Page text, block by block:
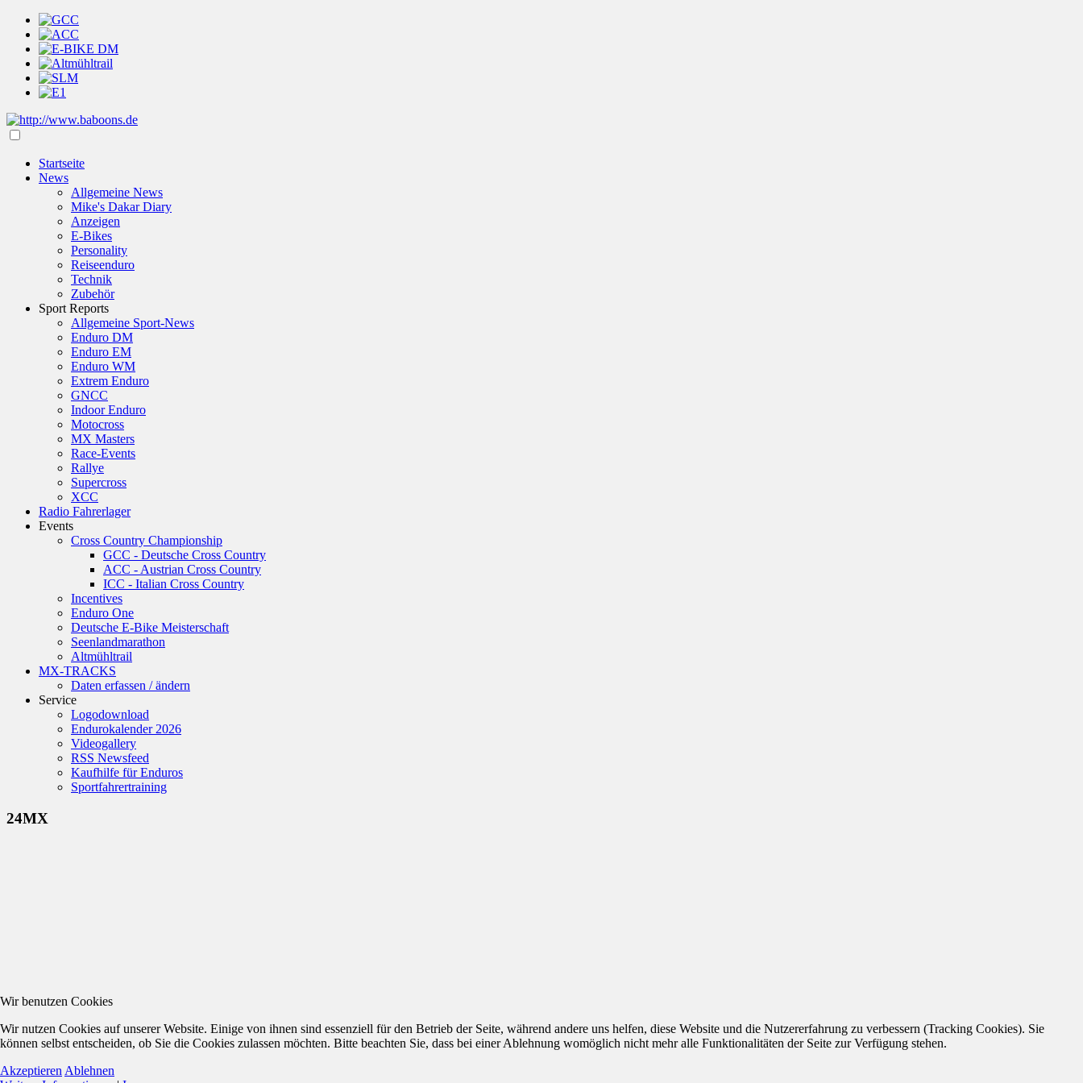
Startseite
News
Allgemeine News
Mike's Dakar Diary
Anzeigen
E-Bikes
Personality
Reiseenduro
Technik
Zubehör
Sport Reports
Allgemeine Sport-News
Enduro DM
Enduro EM
Enduro WM
Extrem Enduro
GNCC
Indoor Enduro
Motocross
MX Masters
Race-Events
Rallye
Supercross
XCC
Radio Fahrerlager
Events
Cross Country Championship
GCC - Deutsche Cross Country
ACC - Austrian Cross Country
ICC - Italian Cross Country
Incentives
Enduro One
Deutsche E-Bike Meisterschaft
Seenlandmarathon
Altmühltrail
MX-TRACKS
Daten erfassen / ändern
Service
Logodownload
Endurokalender 2026
Videogallery
RSS Newsfeed
Kaufhilfe für Enduros
Sportfahrertraining
24MX
Wir benutzen Cookies
Wir nutzen Cookies auf unserer Website. Einige von ihnen sind essenziell für den Betrieb der Seite, während andere uns helfen, diese Website und die Nutzererfahrung zu verbessern (Tracking Cookies). Sie
können selbst entscheiden, ob Sie die Cookies zulassen möchten. Bitte beachten Sie, dass bei einer Ablehnung womöglich nicht mehr alle Funktionalitäten der Seite zur Verfügung stehen.
Akzeptieren Ablehnen